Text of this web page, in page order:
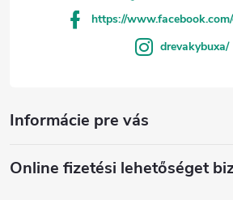
https://
drevakybuxa/
Informácie pre vás
Online fizetési lehetőséget